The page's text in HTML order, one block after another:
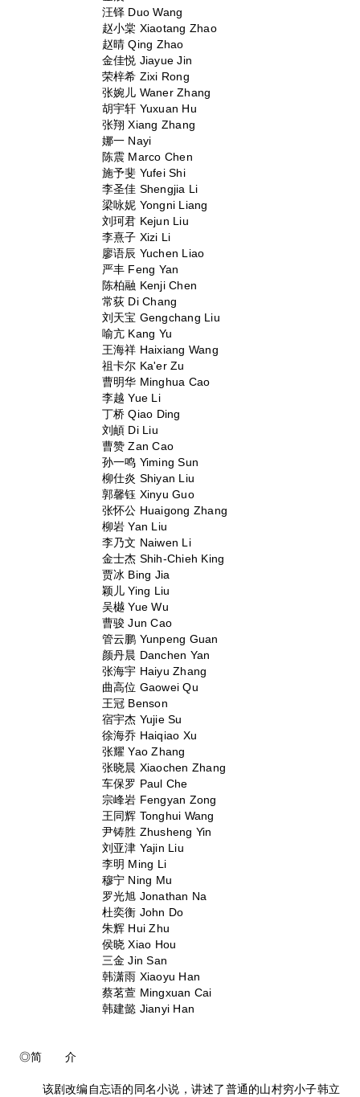
汪铎 Duo Wang
赵小棠 Xiaotang Zhao
赵晴 Qing Zhao
金佳悦 Jiayue Jin
荣梓希 Zixi Rong
张婉儿 Waner Zhang
胡宇轩 Yuxuan Hu
张翔 Xiang Zhang
娜一 Nayi
陈震 Marco Chen
施予斐 Yufei Shi
李圣佳 Shengjia Li
梁咏妮 Yongni Liang
刘珂君 Kejun Liu
李熹子 Xizi Li
廖语辰 Yuchen Liao
严丰 Feng Yan
陈柏融 Kenji Chen
常荻 Di Chang
刘天宝 Gengchang Liu
喻亢 Kang Yu
王海祥 Haixiang Wang
祖卡尔 Ka'er Zu
曹明华 Minghua Cao
李越 Yue Li
丁桥 Qiao Ding
刘頔 Di Liu
曹赞 Zan Cao
孙一鸣 Yiming Sun
柳仕炎 Shiyan Liu
郭馨钰 Xinyu Guo
张怀公 Huaigong Zhang
柳岩 Yan Liu
李乃文 Naiwen Li
金士杰 Shih-Chieh King
贾冰 Bing Jia
颖儿 Ying Liu
吴樾 Yue Wu
曹骏 Jun Cao
管云鹏 Yunpeng Guan
颜丹晨 Danchen Yan
张海宇 Haiyu Zhang
曲高位 Gaowei Qu
王冠 Benson
宿宇杰 Yujie Su
徐海乔 Haiqiao Xu
张耀 Yao Zhang
张晓晨 Xiaochen Zhang
车保罗 Paul Che
宗峰岩 Fengyan Zong
王同辉 Tonghui Wang
尹铸胜 Zhusheng Yin
刘亚津 Yajin Liu
李明 Ming Li
穆宁 Ning Mu
罗光旭 Jonathan Na
杜奕衡 John Do
朱辉 Hui Zhu
侯晓 Xiao Hou
三金 Jin San
韩潇雨 Xiaoyu Han
蔡茗萱 Mingxuan Cai
韩建懿 Jianyi Han
◎简 介
该剧改编自忘语的同名小说，讲述了普通的山村穷小子韩立